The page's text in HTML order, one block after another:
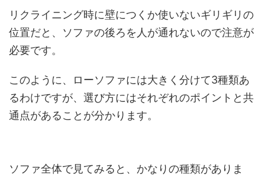
リクライニング時に壁につくか使いないギリギリの
位置だと、ソファの後ろを人が通れないので注意が
必要です。
このように、ローソファには大きく分けて3種類あ
るわけですが、選び方にはそれぞれのポイントと共
通点があることが分かります。
ソファ全体で見てみると、かなりの種類がありま